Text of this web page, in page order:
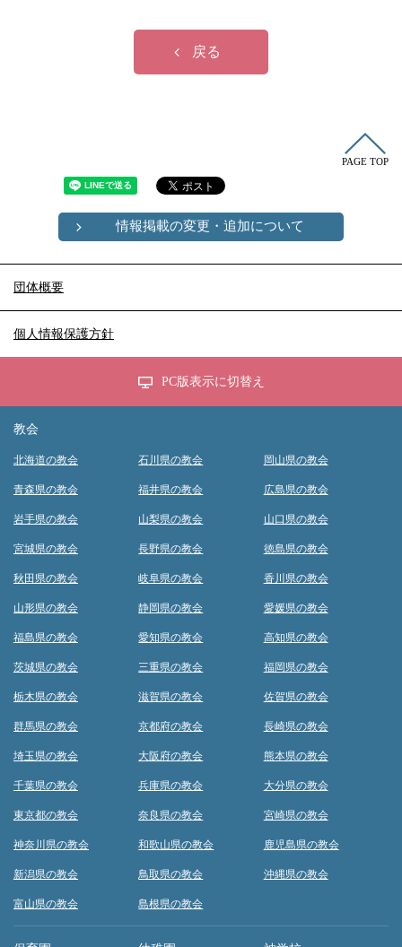
戻る
PAGE TOP
情報掲載の変更・追加について
団体概要
個人情報保護方針
PC版表示に切替え
教会
北海道の教会
青森県の教会
岩手県の教会
宮城県の教会
秋田県の教会
山形県の教会
福島県の教会
茨城県の教会
栃木県の教会
群馬県の教会
埼玉県の教会
千葉県の教会
東京都の教会
神奈川県の教会
新潟県の教会
富山県の教会
石川県の教会
福井県の教会
山梨県の教会
長野県の教会
岐阜県の教会
静岡県の教会
愛知県の教会
三重県の教会
滋賀県の教会
京都府の教会
大阪府の教会
兵庫県の教会
奈良県の教会
和歌山県の教会
鳥取県の教会
島根県の教会
岡山県の教会
広島県の教会
山口県の教会
徳島県の教会
香川県の教会
愛媛県の教会
高知県の教会
福岡県の教会
佐賀県の教会
長崎県の教会
熊本県の教会
大分県の教会
宮崎県の教会
鹿児島県の教会
沖縄県の教会